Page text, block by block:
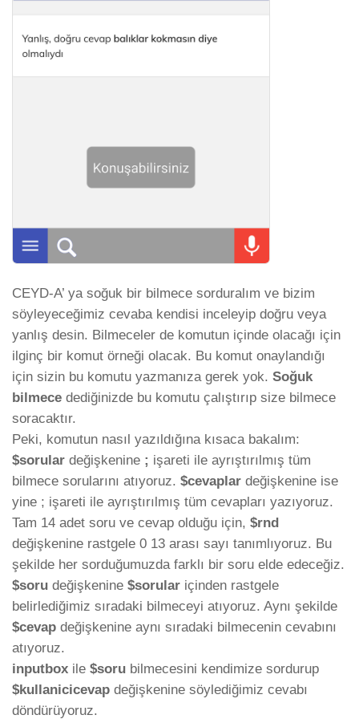
CEYD-A’ ya soğuk bir bilmece sorduralım ve bizim
söyleyeceğimiz cevaba kendisi inceleyip doğru veya
yanlış desin. Bilmeceler de komutun içinde olacağı için
ilginç bir komut örneği olacak. Bu komut onaylandığı
için sizin bu komutu yazmanıza gerek yok. Soğuk
bilmece dediğinizde bu komutu çalıştırıp size bilmece
soracaktır.
Peki, komutun nasıl yazıldığına kısaca bakalım:
$sorular değişkenine ; işareti ile ayrıştırılmış tüm
bilmece sorularını atıyoruz. $cevaplar değişkenine ise
yine ; işareti ile ayrıştırılmış tüm cevapları yazıyoruz.
Tam 14 adet soru ve cevap olduğu için, $rnd
değişkenine rastgele 0 13 arası sayı tanımlıyoruz. Bu
şekilde her sorduğumuzda farklı bir soru elde edeceğiz.
$soru değişkenine $sorular içinden rastgele
belirlediğimiz sıradaki bilmeceyi atıyoruz. Aynı şekilde
$cevap değişkenine aynı sıradaki bilmecenin cevabını
atıyoruz.
inputbox ile $soru bilmecesini kendimize sordurup
$kullanicicevap değişkenine söylediğimiz cevabı
döndürüyoruz.